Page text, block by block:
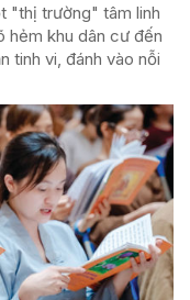
"thị trường" tâm linh
hẻm khu dân cư đến
tinh vi, đánh vào nỗi